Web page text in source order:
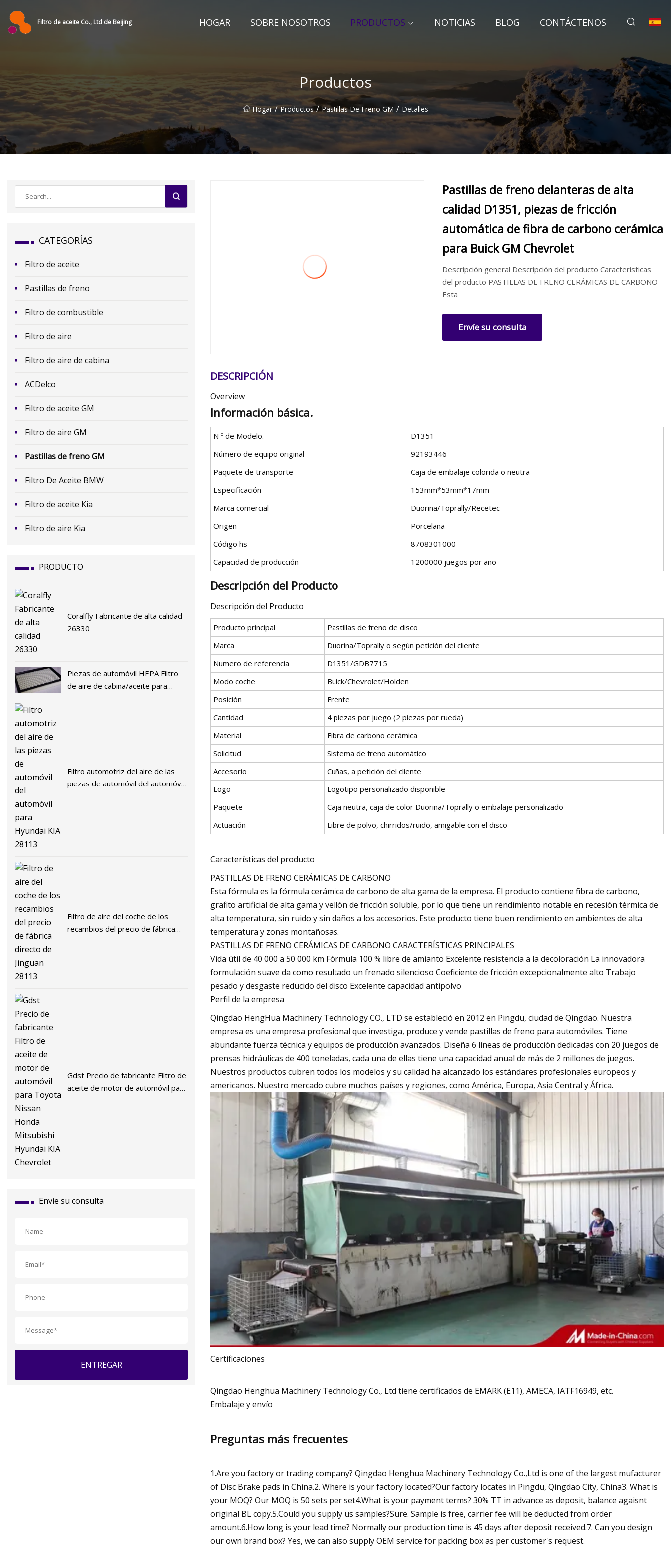
Filtro de aceite Co., Ltd de Beijing HOGAR SOBRE NOSOTROS PRODUCTOS NOTICIAS BLOG CONTÁCTENOS
Productos
Hogar / Productos / Pastillas De Freno GM / Detalles
CATEGORÍAS
Filtro de aceite
Pastillas de freno
Filtro de combustible
​Filtro de aire
Filtro de aire de cabina
ACDelco
Filtro de aceite GM
Filtro de aire GM
Pastillas de freno GM
Filtro De Aceite BMW
Filtro de aceite Kia
Filtro de aire Kia
PRODUCTO
Coralfly Fabricante de alta calidad
26330
Piezas de automóvil HEPA Filtro
de aire de cabina/aceite para
Filtro automotriz del aire de las
piezas de automóvil del automóvil
Filtro de aire del coche de los
recambios del precio de fábrica
Gdst Precio de fabricante Filtro de
aceite de motor de automóvil para
Envíe su consulta
ENTREGAR
Pastillas de freno delanteras de alta
calidad D1351, piezas de fricción
automática de fibra de carbono cerámica
para Buick GM Chevrolet
Descripción general Descripción del producto Características
del producto PASTILLAS DE FRENO CERÁMICAS DE CARBONO
Esta
Envíe su consulta
DESCRIPCIÓN
Overview
Información básica.
N º de Modelo.
D1351
Número de equipo original
92193446
Paquete de transporte
Caja de embalaje colorida o neutra
Especificación
153mm*53mm*17mm
Marca comercial
Duorina/Toprally/Recetec
Origen
Porcelana
Código hs
8708301000
Capacidad de producción
1200000 juegos por año
Descripción del Producto
Descripción del Producto
Producto principal
Pastillas de freno de disco
Marca
Duorina/Toprally o según petición del cliente
Numero de referencia
D1351/GDB7715
Modo coche
Buick/Chevrolet/Holden
Posición
Frente
Cantidad
4 piezas por juego (2 piezas por rueda)
Material
Fibra de carbono cerámica
Solicitud
Sistema de freno automático
Accesorio
Cuñas, a petición del cliente
Logo
Logotipo personalizado disponible
Paquete
Caja neutra, caja de color Duorina/Toprally o embalaje personalizado
Actuación
Libre de polvo, chirridos/ruido, amigable con el disco
Características del producto
PASTILLAS DE FRENO CERÁMICAS DE CARBONO
Esta fórmula es la fórmula cerámica de carbono de alta gama de la empresa. El producto contiene fibra de carbono,
grafito artificial de alta gama y vellón de fricción soluble, por lo que tiene un rendimiento notable en recesión térmica de
alta temperatura, sin ruido y sin daños a los accesorios. Este producto tiene buen rendimiento en ambientes de alta
temperatura y zonas montañosas.
PASTILLAS DE FRENO CERÁMICAS DE CARBONO CARACTERÍSTICAS PRINCIPALES
Vida útil de 40 000 a 50 000 km Fórmula 100 % libre de amianto Excelente resistencia a la decoloración La innovadora
formulación suave da como resultado un frenado silencioso Coeficiente de fricción excepcionalmente alto Trabajo
pesado y desgaste reducido del disco Excelente capacidad antipolvo
Perfil de la empresa
Qingdao HengHua Machinery Technology CO., LTD se estableció en 2012 en Pingdu, ciudad de Qingdao. Nuestra
empresa es una empresa profesional que investiga, produce y vende pastillas de freno para automóviles. Tiene
abundante fuerza técnica y equipos de producción avanzados. Diseña 6 líneas de producción dedicadas con 20 juegos de
prensas hidráulicas de 400 toneladas, cada una de ellas tiene una capacidad anual de más de 2 millones de juegos.
Nuestros productos cubren todos los modelos y su calidad ha alcanzado los estándares profesionales europeos y
americanos. Nuestro mercado cubre muchos países y regiones, como América, Europa, Asia Central y África.
Certificaciones
Qingdao Henghua Machinery Technology Co., Ltd tiene certificados de EMARK (E11), AMECA, IATF16949, etc.
Embalaje y envío
Preguntas más frecuentes
1.Are you factory or trading company? Qingdao Henghua Machinery Technology Co.,Ltd is one of the largest mufacturer
of Disc Brake pads in China.2. Where is your factory located?Our factory locates in Pingdu, Qingdao City, China3. What is
your MOQ? Our MOQ is 50 sets per set4.What is your payment terms? 30% TT in advance as deposit, balance agaisnt
original BL copy.5.Could you supply us samples?Sure. Sample is free, carrier fee will be deducted from order
amount.6.How long is your lead time? Normally our production time is 45 days after deposit received.7. Can you design
our own brand box? Yes, we can also supply OEM service for packing box as per customer's request.